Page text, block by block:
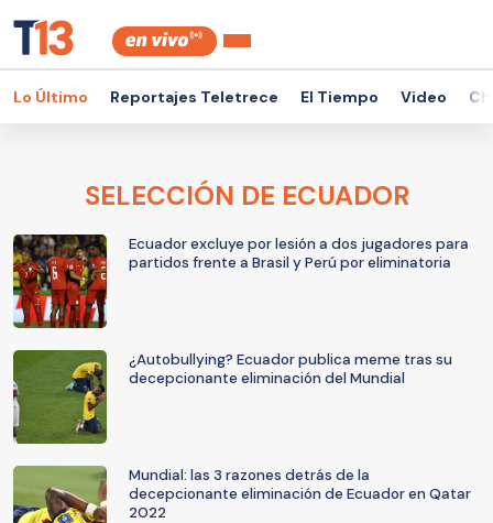
Lo Último Reportajes Teletrece El Tiempo Video
SELECCIÓN DE ECUADOR
Ecuador excluye por lesión a dos jugadores para
partidos frente a Brasil y Perú por eliminatoria
¿Autobullying? Ecuador publica meme tras su
decepcionante eliminación del Mundial
Mundial: las 3 razones detrás de la
decepcionante eliminación de Ecuador en Qatar
2022